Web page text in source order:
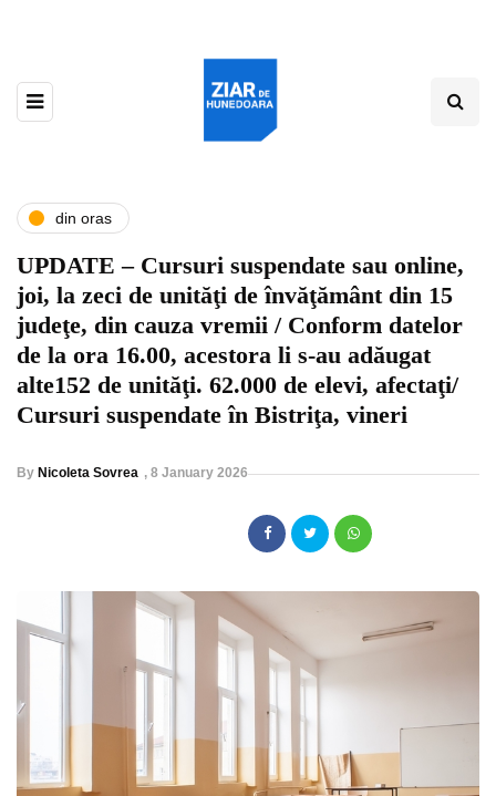
din oras
UPDATE – Cursuri suspendate sau online,
joi, la zeci de unităţi de învăţământ din 15
judeţe, din cauza vremii / Conform datelor
de la ora 16.00, acestora li s-au adăugat
alte152 de unităţi. 62.000 de elevi, afectaţi/
Cursuri suspendate în Bistriţa, vineri
By Nicoleta Sovrea , 8 January 2026